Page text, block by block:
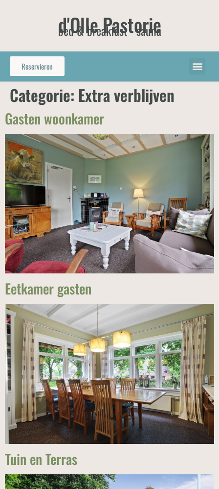
d'Olle Pastorie
bed & breakfast - sauna
Reservieren
Categorie: Extra verblijven
Gasten woonkamer
Eetkamer gasten
Tuin en Terras